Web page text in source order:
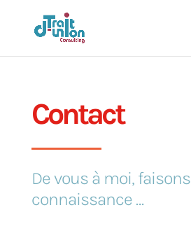
Contact
De vous à moi, faisons
connaissance …